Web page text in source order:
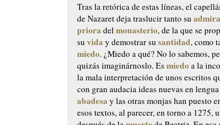
Tras la retórica de estas líneas, el
de Nazaret deja traslucir tanto su
priora delmonasterio, de la que se
suvida y demostrar susantidad, como
miedo. ¿Miedo a qué? No lo sabemos,
quizás imaginárnoslo. Esmiedo a la
la mala interpretación de unos escritos
con gran audacia ideas nuevas en
abadesa y las otras monjas han puesto
esos textos, al parecer, en torno a 1275,